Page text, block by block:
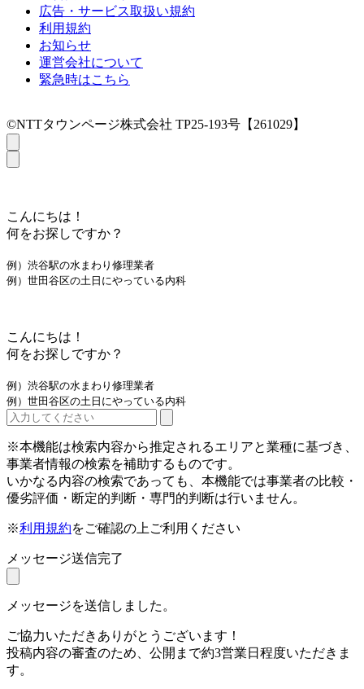
広告・サービス取扱い規約
利用規約
お知らせ
運営会社について
緊急時はこちら
©NTTタウンページ株式会社 TP25-193号【261029】
こんにちは！
何をお探しですか？
例）渋谷駅の水まわり修理業者
例）世田谷区の土日にやっている内科
こんにちは！
何をお探しですか？
例）渋谷駅の水まわり修理業者
例）世田谷区の土日にやっている内科
※本機能は検索内容から推定されるエリアと業種に基づき、
事業者情報の検索を補助するものです。
いかなる内容の検索であっても、本機能では事業者の比較・
優劣評価・断定的判断・専門的判断は行いません。
※利用規約をご確認の上ご利用ください
メッセージ送信完了
メッセージを送信しました。
ご協力いただきありがとうございます！
投稿内容の審査のため、公開まで約3営業日程度いただきま
す。